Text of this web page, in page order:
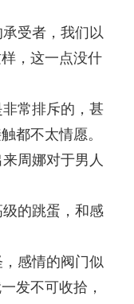
受者，我们以
，这一点没什
常排斥的，甚
都不太情愿。
周娜对于男人
的跳蛋，和感
感情的阀门似
发不可收拾，